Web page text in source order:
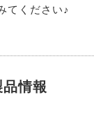
てください♪
品情報